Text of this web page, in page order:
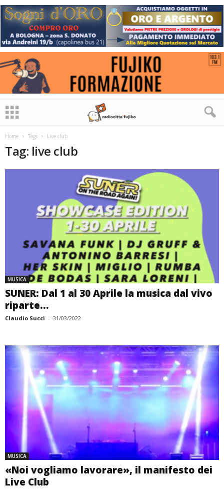
Home Tags Live club
Tag: live club
MUSICA
SUNER: Dal 1 al 30 Aprile la musica dal vivo
riparte...
Claudio Succi - 31/03/2022
MUSICA
«Noi vogliamo lavorare», il manifesto dei
Live Club